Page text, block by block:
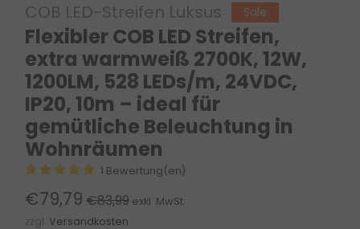
COB LED-Streifen Luksus Sale
Flexibler COB LED Streifen,
extra warmweiß 2700K, 12W,
1200LM, 528 LEDs/m, 24VDC,
IP20, 10m – ideal für
gemütliche Beleuchtung in
Wohnräumen
1 Bewertung(en)
€79,79 €83,99 exkl. MwSt.
zzgl. Versandkosten